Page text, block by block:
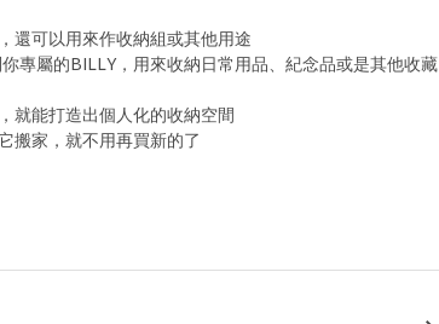
還可以用來作收納組或其他用途
專屬的BILLY，用來收納日常用品、紀念品或是其他收藏
就能打造出個人化的收納空間
搬家，就不用再買新的了